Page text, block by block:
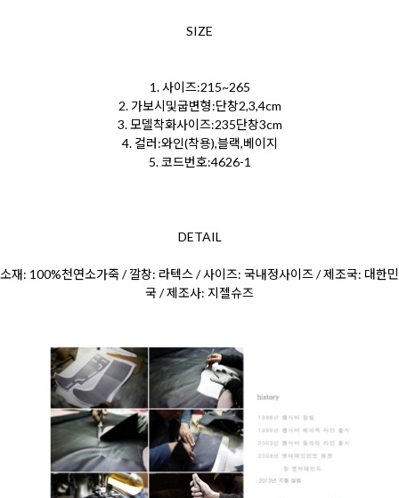
SIZE
1. 사이즈:215~265
2. 가보시및굽변형:단창2,3,4cm
3. 모델착화사이즈:235단창3cm
4. 컬러:와인(착용),블랙,베이지
5. 코드번호:4626-1
DETAIL
소재: 100%천연소가죽 / 깔창: 라텍스 / 사이즈: 국내정사이즈 / 제조국: 대한민
국 / 제조사: 지젤슈즈